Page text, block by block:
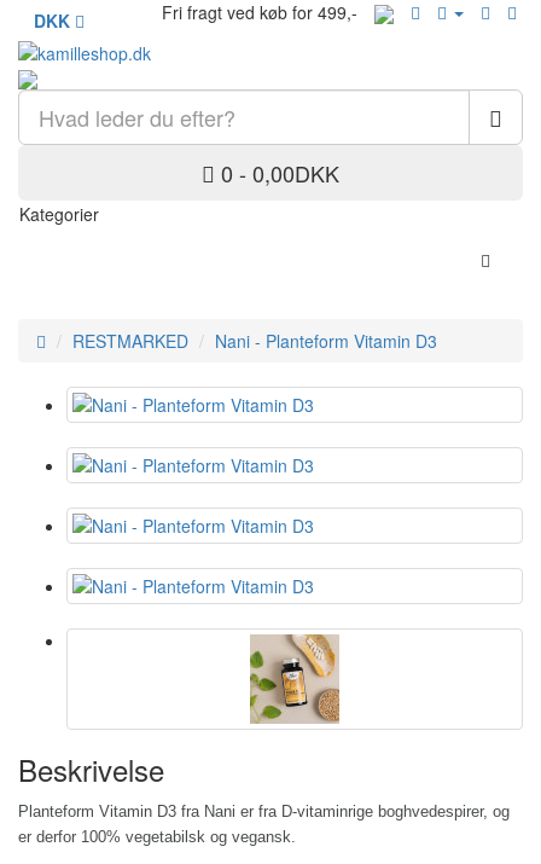
DKK Fri fragt ved køb for 499,-
0 - 0,00DKK
Kategorier
RESTMARKED Nani - Planteform Vitamin D3
Beskrivelse
Planteform Vitamin D3 fra Nani er fra D-vitaminrige boghvedespirer, og
er derfor 100% vegetabilsk og vegansk.